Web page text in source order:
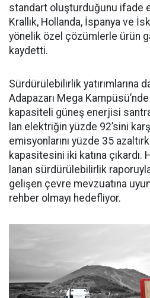
standart oluşturduğunu ifade
Kral­lık, Hollanda, İspanya ve
yönelik özel çözümlerle ürün
kaydetti.
Sürdürülebilirlik yatırımları­na
Adapaza­rı Mega
kapasiteli güneş ener­jisi
lan elektriğin yüzde 92’sini
emisyonları­nı yüzde 35
kapasitesini iki katına çıkardı.
lanan sürdürülebilirlik
gelişen çev­re mevzuatına
rehber olmayı hedefliyor.